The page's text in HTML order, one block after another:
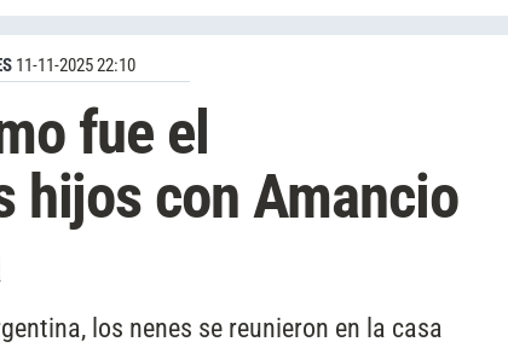
11-11-2025 22:10
fue el
hijos con Amancio
los nenes se reunieron en la casa